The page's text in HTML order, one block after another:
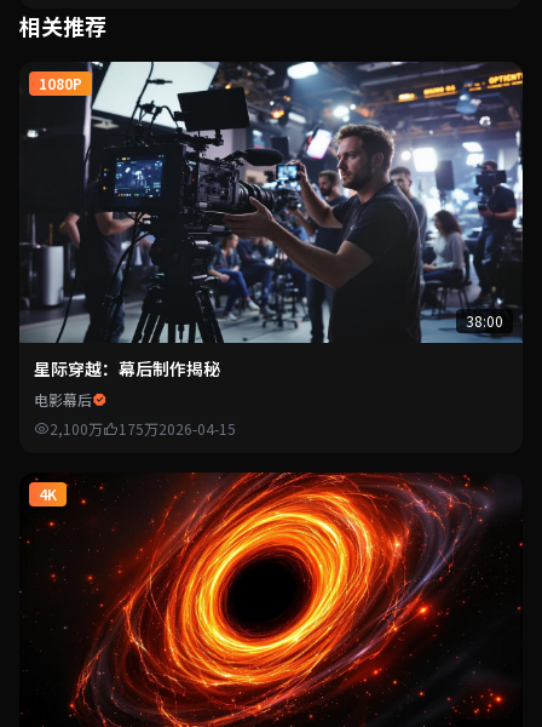
相关推荐
1080P
38:00
星际穿越：幕后制作揭秘
电影幕后
2,100万
175万2026-04-15
4K